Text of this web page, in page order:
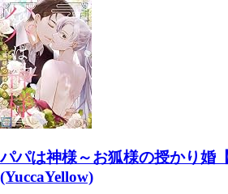
パパは神様～お狐様の授かり婚
(YuccaYellow)